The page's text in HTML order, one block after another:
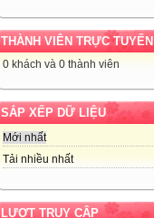
THÀNH VIÊN TRỰC TUYẾN
0 khách và 0 thành viên
SẮP XẾP DỮ LIỆU
Mới nhất
Tải nhiều nhất
LƯỢT TRUY CẬP